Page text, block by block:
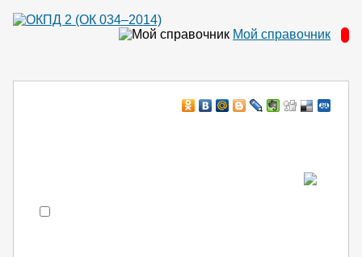
Мой справочник